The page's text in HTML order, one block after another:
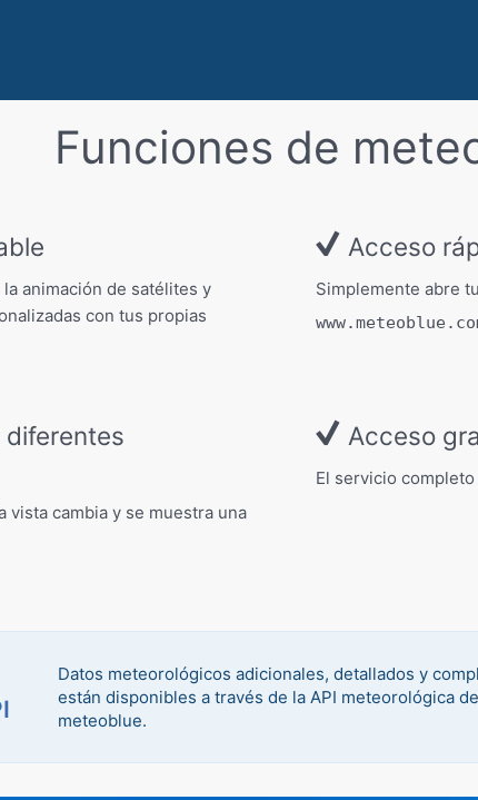
Funciones de
animación de satélites y
con tus propias
Acceso
Simplemente abre
vista cambia y se muestra una
Acceso
El servicio
Datos meteorológicos adicionales, detallados y
están disponibles a través de la API meteorológica de
meteoblue.